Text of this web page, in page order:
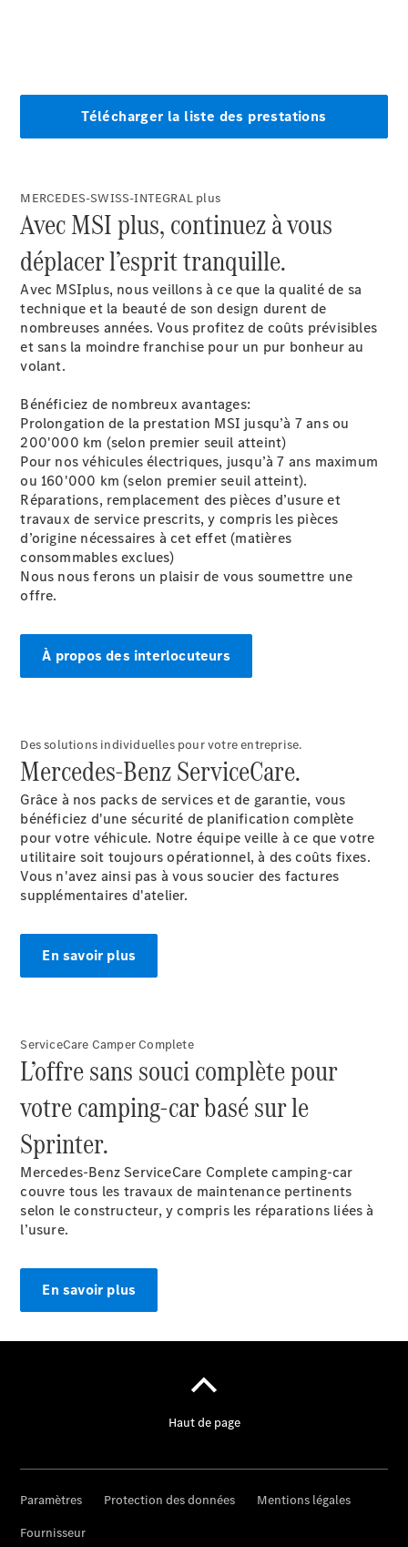
L'entreprise
Interlocuteur
Sites et
horaires
Formulaire
de contact
Prendre
l'atelier
Protection des
données
MERCEDES-SWISS-INTEGRAL plus
Avec MSI plus, continuez à vous
déplacer l’esprit tranquille.
Avec MSIplus, nous veillons à ce que la qualité de sa
technique et la beauté de son design durent de
nombreuses années. Vous profitez de coûts prévisibles
et sans la moindre franchise pour un pur bonheur au
volant.
Bénéficiez de nombreux avantages:
Prolongation de la prestation MSI jusqu’à 7 ans ou
200'000 km (selon premier seuil atteint)
Pour nos véhicules électriques, jusqu’à 7 ans maximum
ou 160'000 km (selon premier seuil atteint).
Réparations, remplacement des pièces d’usure et
travaux de service prescrits, y compris les pièces
d’origine nécessaires à cet effet (matières
consommables exclues)
Nous nous ferons un plaisir de vous soumettre une
offre.
À propos des interlocuteurs
Des solutions individuelles pour votre entreprise.
Mercedes-Benz ServiceCare.
Grâce à nos packs de services et de garantie, vous
bénéficiez d'une sécurité de planification complète
pour votre véhicule. Notre équipe veille à ce que votre
utilitaire soit toujours opérationnel, à des coûts fixes.
Vous n'avez ainsi pas à vous soucier des factures
supplémentaires d'atelier.
En savoir plus
ServiceCare Camper Complete
L’offre sans souci complète pour
votre camping-car basé sur le
Sprinter.
Mercedes-Benz ServiceCare Complete camping-car
couvre tous les travaux de maintenance pertinents
selon le constructeur, y compris les réparations liées à
l’usure.
En savoir plus